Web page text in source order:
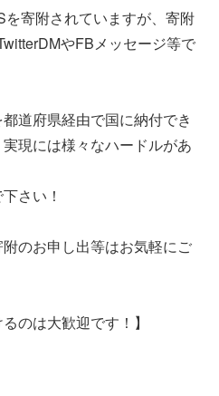
寄附されていますが、寄附
やFBメッセージ等で
道府県経由で国に納付でき
現には様々なハードルがあ
さい！
のお申し出等はお気軽にご
のは大歓迎です！】